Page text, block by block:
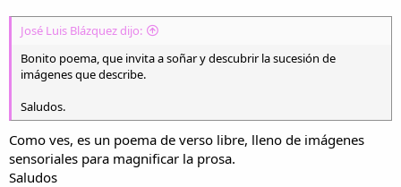
José Luis Blázquez dijo:
Bonito poema, que invita a soñar y descubrir la sucesión de
imágenes que describe.
Saludos.
Como ves, es un poema de verso libre, lleno de imágenes
sensoriales para magnificar la prosa.
Saludos